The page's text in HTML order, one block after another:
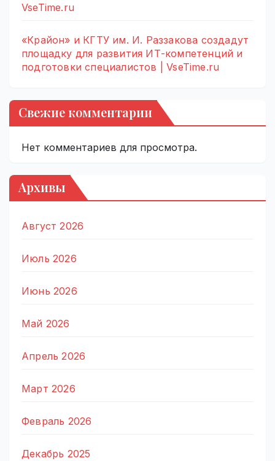
VseTime.ru
«Крайон» и КГТУ им. И. Раззакова создадут
площадку для развития ИТ-компетенций и
подготовки специалистов | VseTime.ru
Свежие комментарии
Нет комментариев для просмотра.
Архивы
Август 2026
Июль 2026
Июнь 2026
Май 2026
Апрель 2026
Март 2026
Февраль 2026
Декабрь 2025